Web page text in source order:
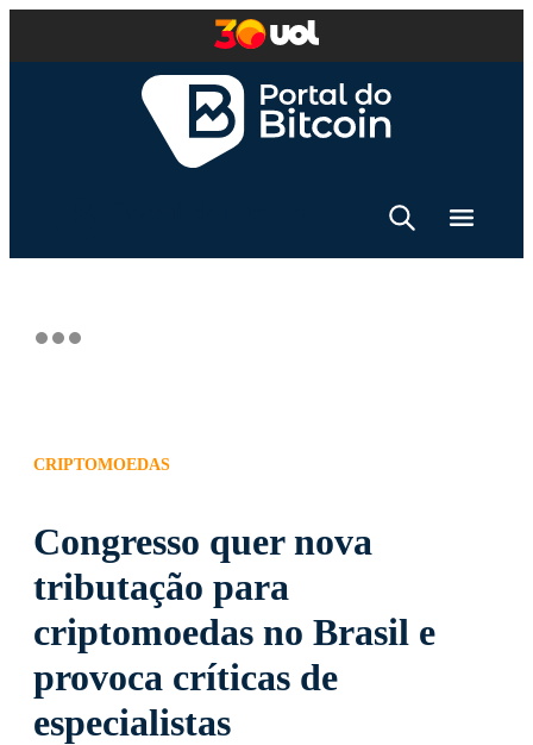
CRIPTOMOEDAS
Congresso quer nova
tributação para
criptomoedas no Brasil e
provoca críticas de
especialistas